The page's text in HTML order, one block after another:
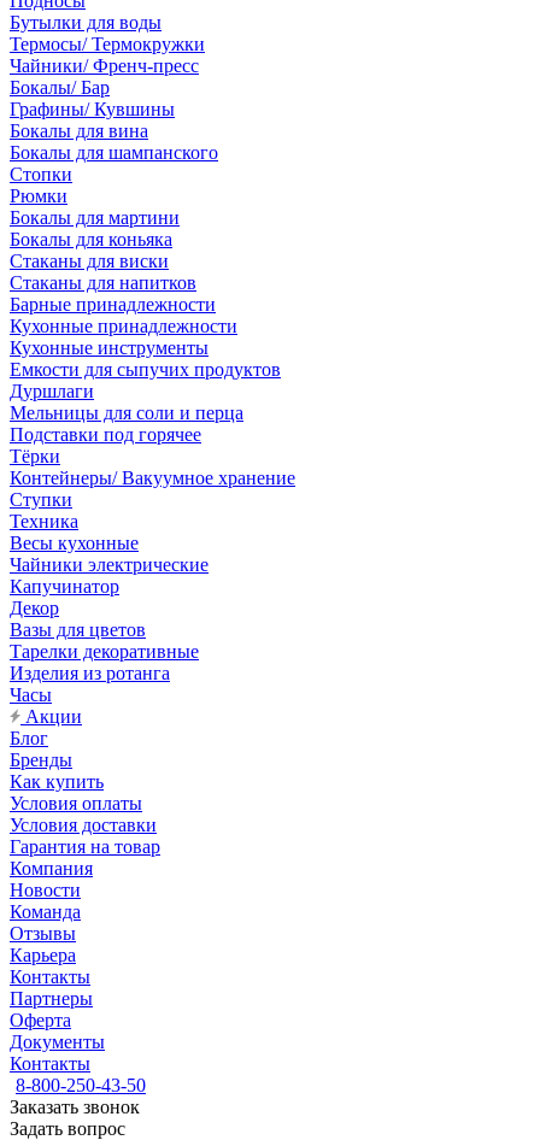
Бутылки для воды
Термосы/ Термокружки
Чайники/ Френч-пресс
Бокалы/ Бар
Графины/ Кувшины
Бокалы для вина
Бокалы для шампанского
Стопки
Рюмки
Бокалы для мартини
Бокалы для коньяка
Стаканы для виски
Стаканы для напитков
Барные принадлежности
Кухонные принадлежности
Кухонные инструменты
Емкости для сыпучих продуктов
Дуршлаги
Мельницы для соли и перца
Подставки под горячее
Тёрки
Контейнеры/ Вакуумное хранение
Ступки
Техника
Весы кухонные
Чайники электрические
Капучинатор
Декор
Вазы для цветов
Тарелки декоративные
Изделия из ротанга
Часы
Акции
Блог
Бренды
Как купить
Условия оплаты
Условия доставки
Гарантия на товар
Компания
Новости
Команда
Отзывы
Карьера
Контакты
Партнеры
Оферта
Документы
Контакты
8-800-250-43-50
Заказать звонок
Задать вопрос